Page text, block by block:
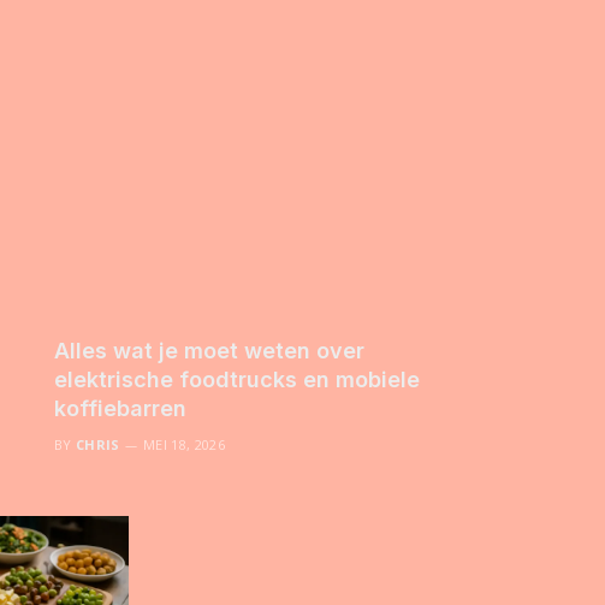
Alles wat je moet weten over
elektrische foodtrucks en mobiele
koffiebarren
BY CHRIS MEI 18, 2026